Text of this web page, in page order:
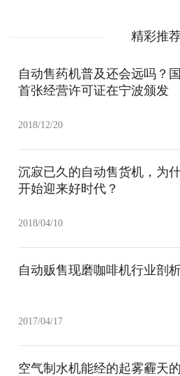
精彩推
自动售药机普及还会远吗？
首张经营许可证在宁波颁发
2018/12/20
沉寂已久的自动售货机，为
开始迎来好时代？
2018/04/10
自动贩售现磨咖啡机行业剖
2017/04/17
空气制水机能经的起雾霾天